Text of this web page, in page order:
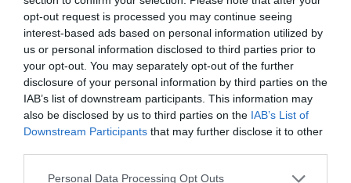
opt-out request is processed you may continue seeing
interest-based ads based on personal information utilized by
us or personal information disclosed to third parties prior to
your opt-out. You may separately opt-out of the further
disclosure of your personal information by third parties on the
IAB’s list of downstream participants. This information may
also be disclosed by us to third parties on the IAB’s List of
Downstream Participants that may further disclose it to other
Personal Data Processing Opt Outs